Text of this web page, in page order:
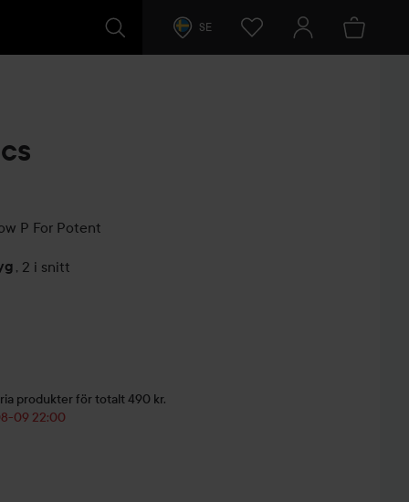
SE
P For Potent
, 2 i snitt
produkter för totalt 490 kr.
09 22:00